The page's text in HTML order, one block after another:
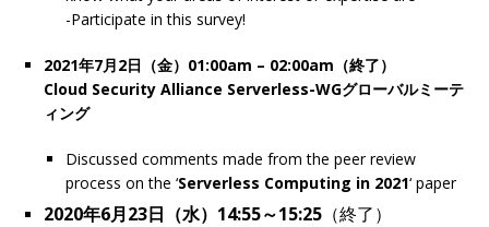
-Participate in this survey!
2021年7月2日（金）01:00am – 02:00am（終了）
Cloud Security Alliance Serverless-WGグローバルミーテ
ィング
Discussed comments made from the peer review
process on the ‘Serverless Computing in 2021‘ paper
2020年6月23日（水）14:55～15:25 （終了）